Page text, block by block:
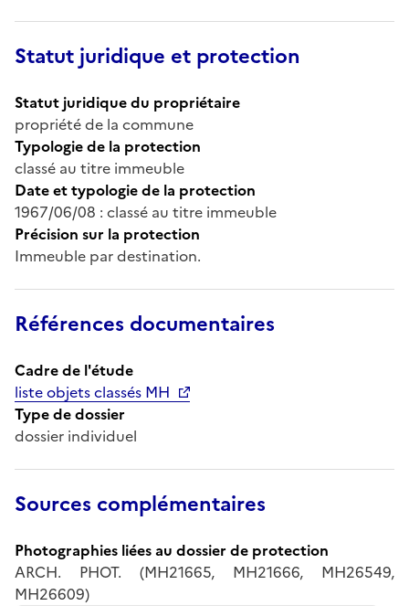
Statut juridique et protection
Statut juridique du propriétaire
propriété de la commune
Typologie de la protection
classé au titre immeuble
Date et typologie de la protection
1967/06/08 : classé au titre immeuble
Précision sur la protection
Immeuble par destination.
Références documentaires
Cadre de l'étude
liste objets classés MH
Type de dossier
dossier individuel
Sources complémentaires
Photographies liées au dossier de protection
ARCH. PHOT. (MH21665, MH21666, MH26549,
MH26609)